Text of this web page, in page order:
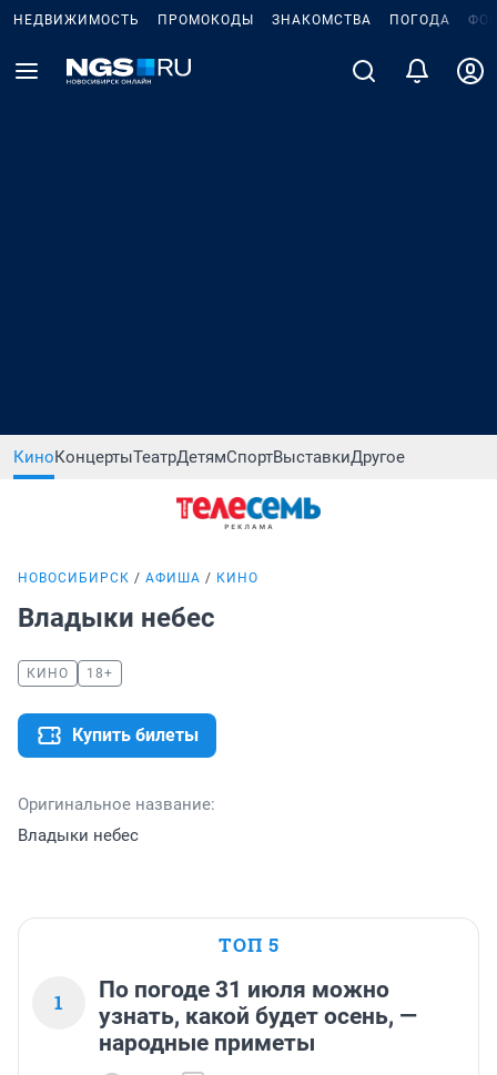
НЕДВИЖИМОСТЬ ПРОМОКОДЫ ЗНАКОМСТВА ПОГОДА
КиноКонцертыТеатрДетямСпортВыставкиДругое
НОВОСИБИРСК АФИША КИНО
Владыки небес
КИНО 18+
Купить билеты
Оригинальное название:
Владыки небес
ТОП 5
1
По погоде 31 июля можно
узнать, какой будет осень, —
народные приметы